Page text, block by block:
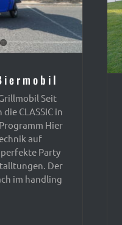
Seit
CLASSIC in
Hier
auf
Party
Der
im handling